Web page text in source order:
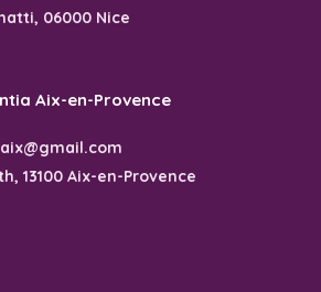
06000 Nice
Aix-en-Provence
13100 Aix-en-Provence